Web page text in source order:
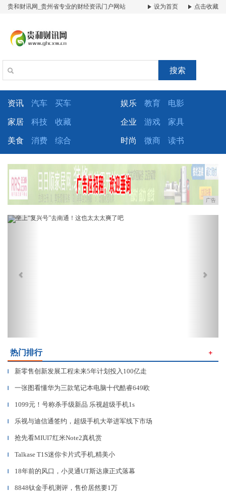
贵和财讯网_贵州省专业的财经资讯门户网站 设为首页 点击收藏
搜索
资讯 汽车 买车 娱乐 教育 电影
家居 科技 收藏 企业 游戏 家具
美食 消费 综合 时尚 微商 读书
广告
Previous
热门排行 ＋
▎ 新零售创新发展工程未来5年计划投入100亿走
▎ 一张图看懂华为三款笔记本电脑十代酷睿649欧
▎ 1099元！号称杀手级新品 乐视超级手机1s
▎ 乐视与迪信通签约，超级手机大举进军线下市场
▎ 抢先看MIUI7红米Note2真机赏
▎ Talkase T1S迷你卡片式手机,精美小
▎ 18年前的风口，小灵通UT斯达康正式落幕
▎ 8848钛金手机测评，售价居然要1万